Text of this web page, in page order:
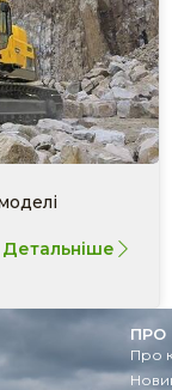
Детальніше
ПРО
Про